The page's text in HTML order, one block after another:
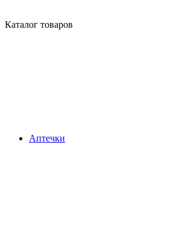
Каталог товаров
Аптечки